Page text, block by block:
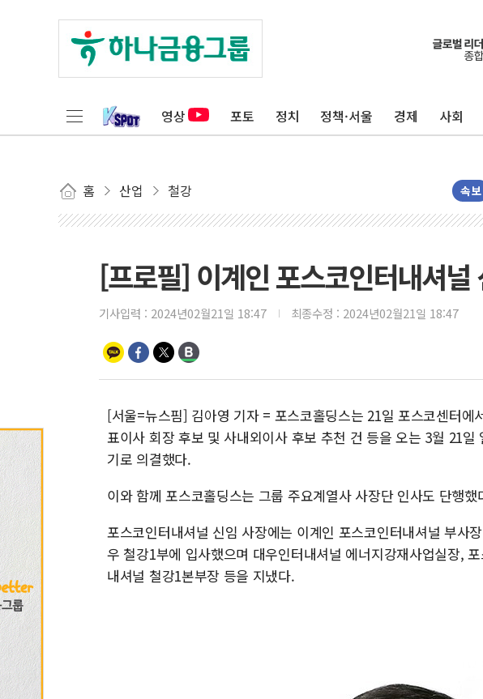
영상 포토 정치 정책·서울 경제 사회
홈 산업 철강 속보
[프로필] 이계인 포스코인터내셔널
기사입력 : 2024년02월21일 18:47 최종수정 : 2024년02월21일 18:47
[서울=뉴스핌] 김아영 기자 = 포스코홀딩스는 21일 포스코센터에
표이사 회장 후보 및 사내외이사 후보 추천 건 등을 오는 3월 21
기로 의결했다.
이와 함께 포스코홀딩스는 그룹 주요계열사 사장단 인사도 단행했
포스코인터내셔널 신임 사장에는 이계인 포스코인터내셔널 부사
우 철강1부에 입사했으며 대우인터내셔널 에너지강재사업실장,
내셔널 철강1본부장 등을 지냈다.